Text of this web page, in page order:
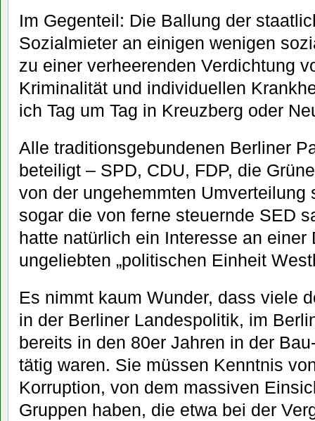
Im Gegenteil: Die Ballung der
Sozialmieter an einigen wenigen
zu einer verheerenden Verdichtung
Kriminalität und individuellen
ich Tag um Tag in Kreuzberg oder
Alle traditionsgebundenen Berliner
beteiligt – SPD, CDU, FDP, die
von der ungehemmten Umverteilung
sogar die von ferne steuernde SED
hatte natürlich ein Interesse an einer
ungeliebten „politischen Einheit
Es nimmt kaum Wunder, dass viele
in der Berliner Landespolitik, im
bereits in den 80er Jahren in der
tätig waren. Sie müssen Kenntnis
Korruption, von dem massiven
Gruppen haben, die etwa bei der